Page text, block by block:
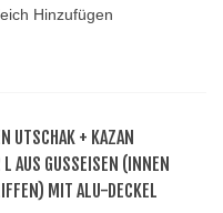
Hinzufügen
UTSCHAK + KAZAN
AUS GUSSEISEN (INNEN
MIT ALU-DECKEL